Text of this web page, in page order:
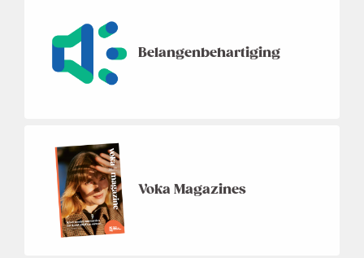
Belangenbehartiging
Voka Magazines